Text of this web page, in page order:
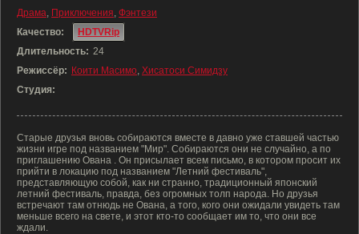
Драма, Приключения, Фэнтези
Качество:
HDTVRip
Длительность: 24
Режиссёр: Коити Масимо, Хисатоси Симидзу
Студия:
Старые друзья вновь собираются вместе в давно уже ставшей частью
жизни игре под названием "Мир". Собираются они не случайно, а по
приглашению Ована . Он присылает всем письмо, в котором просит их
прийти в локацию под названием "Летний фестиваль",
представляющую собой, как ни странно, традиционный японский
летний фестиваль, правда, без огромных толп народа. Но друзья
встречают там отнюдь не Ована, а того, кого они ожидали увидеть там
меньше всего на свете, и этот кто-то сообщает им то, что они все
ждали.